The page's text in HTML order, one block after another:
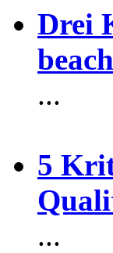
Drei
...
5
...